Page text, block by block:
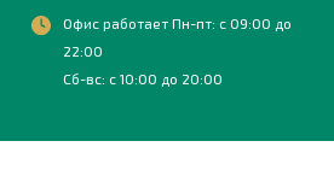
Офис работает Пн-пт: с 09:00 до
22:00
Сб-вс: с 10:00 до 20:00